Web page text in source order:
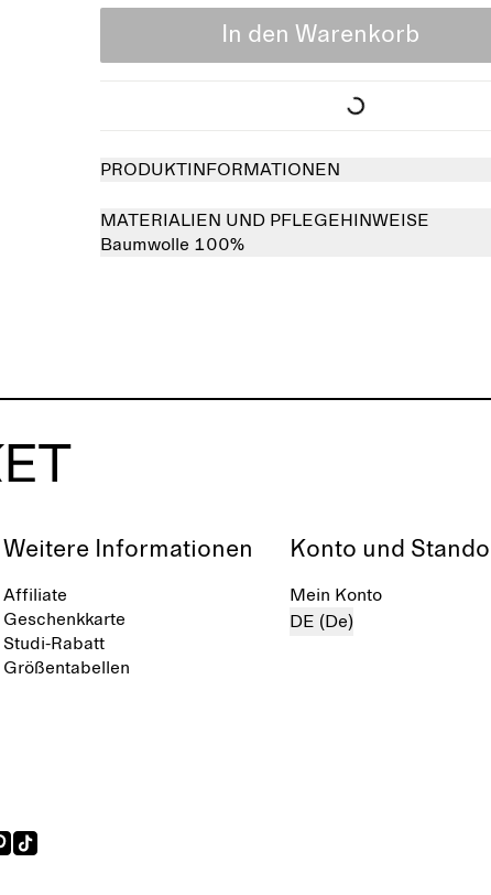
In den Warenkorb
PRODUKTINFORMATIONEN
MATERIALIEN UND PFLEGEHINWEISE
Baumwolle 100%
Weitere Informationen
Affiliate
Geschenkkarte
Studi-Rabatt
Größentabellen
Konto und
Mein Konto
DE (De)